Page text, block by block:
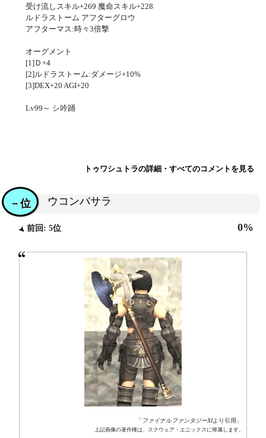
受け流しスキル+269 魔命スキル+228
ルドラストーム アフターグロウ
アフターマス:時々3倍撃
オーグメント
[1]Ｄ+4
[2]ルドラストーム:ダメージ+10%
[3]DEX+20 AGI+20
Lv99～ シ吟踊
トゥワシュトラの詳細・すべてのコメントを見る
ウコンバサラ
－位
前回: 5位 0%
「 ファイナルファンタジーXIより引用」
上記画像の著作権は、スクウェア・エニックスに帰属します。